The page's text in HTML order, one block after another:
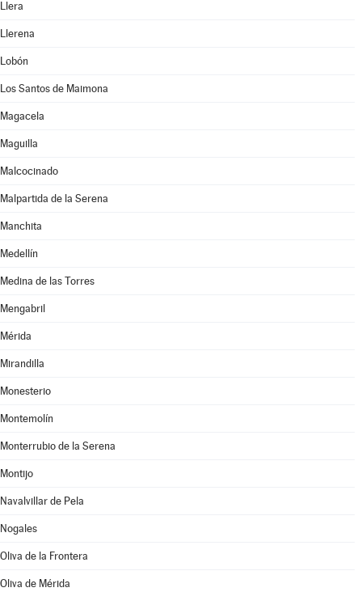
Llera
Llerena
Lobón
Los Santos de Maimona
Magacela
Maguilla
Malcocinado
Malpartida de la Serena
Manchita
Medellín
Medina de las Torres
Mengabril
Mérida
Mirandilla
Monesterio
Montemolín
Monterrubio de la Serena
Montijo
Navalvillar de Pela
Nogales
Oliva de la Frontera
Oliva de Mérida